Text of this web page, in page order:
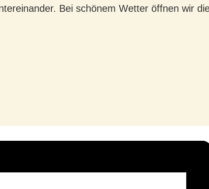
Bei schönem Wetter öffnen wir